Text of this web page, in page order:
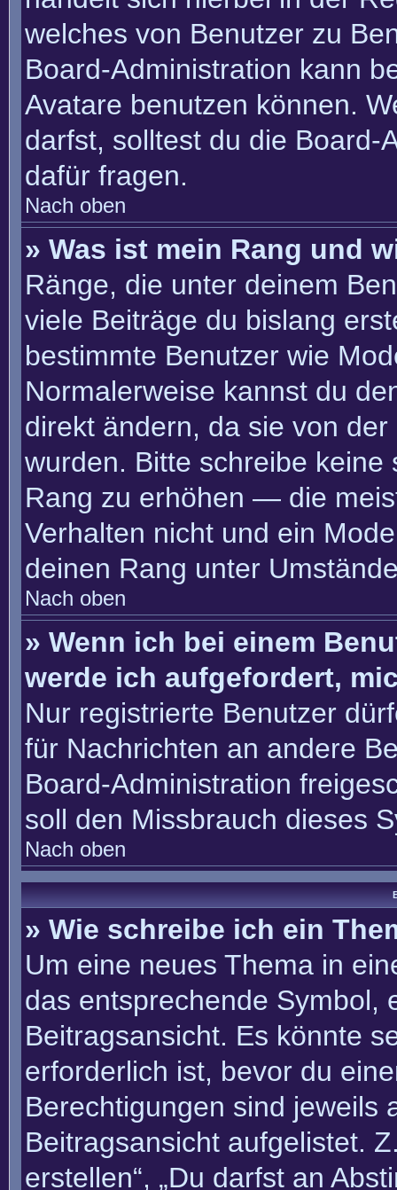
welches von Benutzer zu
Board-Administration kann
Avatare benutzen können.
darfst, solltest du die Board-
dafür fragen.
Nach oben
» Was ist mein Rang und
Ränge, die unter deinem
viele Beiträge du bislang
bestimmte Benutzer wie
Normalerweise kannst du
direkt ändern, da sie von
wurden. Bitte schreibe
Rang zu erhöhen — die
Verhalten nicht und ein
deinen Rang unter
Nach oben
» Wenn ich bei einem
werde ich aufgefordert,
Nur registrierte Benutzer
für Nachrichten an andere
Board-Administration
soll den Missbrauch dieses
Nach oben
» Wie schreibe ich ein
Um eine neues Thema in
das entsprechende Symbol,
Beitragsansicht. Es könnte
erforderlich ist, bevor du
Berechtigungen sind jeweils
Beitragsansicht aufgelistet.
erstellen“, „Du darfst an